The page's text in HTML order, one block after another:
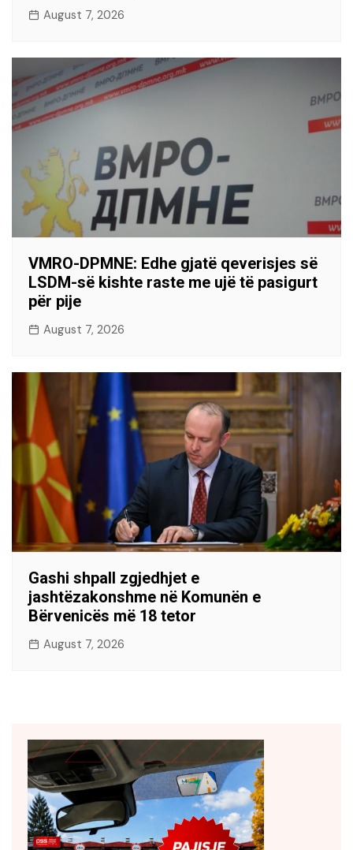
August 7, 2026
VMRO-DPMNE: Edhe gjatë qeverisjes së
LSDM-së kishte raste me ujë të pasigurt
për pije
August 7, 2026
Gashi shpall zgjedhjet e
jashtëzakonshme në Komunën e
Bërvenicës më 18 tetor
August 7, 2026